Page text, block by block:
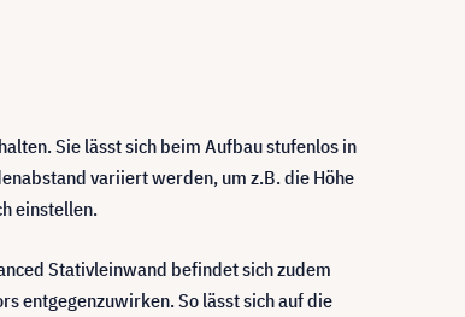
Sie lässt sich beim Aufbau stufenlos in
variiert werden, um z.B. die Höhe
einstellen.
Stativleinwand befindet sich zudem
entgegenzuwirken. So lässt sich auf die